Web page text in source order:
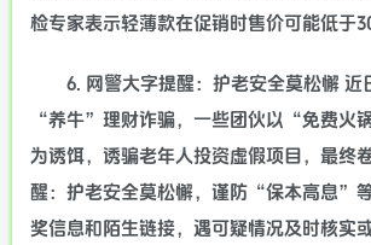
检专家表示轻薄款在促销时售价可能低于
6. 网警大字提醒：护老安全莫松懈 近
“养牛”理财诈骗，一些团伙以“免费火
为诱饵，诱骗老年人投资虚假项目，最终
醒：护老安全莫松懈，谨防“保本高息”
奖信息和陌生链接，遇可疑情况及时核实或